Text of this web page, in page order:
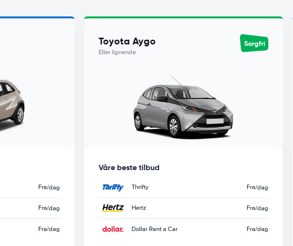
Fra/dag
Fra/dag
Fra/dag
Toyota Aygo
Eller lignende
Sorgfri
Våre beste tilbud
Thrifty Fra/dag
Hertz Fra/dag
Dollar Rent a Car Fra/dag